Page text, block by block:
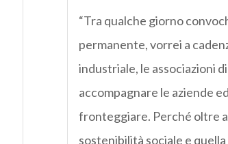
“Tra qualche giorno
permanente, vorrei a
industriale, le associazioni
accompagnare le aziende
fronteggiare. Perché oltre
sostenibilità sociale e